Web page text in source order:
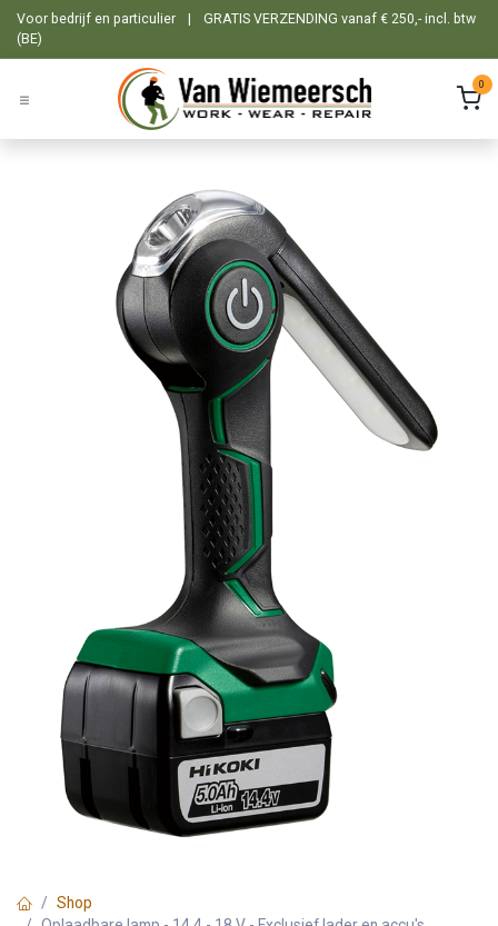
Overslaan naar inhoud
Voor bedrijf en particulier |
GRATIS VERZENDING vanaf € 250,- incl. btw
(BE)
0
Shop